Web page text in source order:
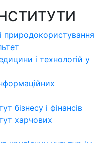
природокористування
і технологій у
бізнесу і фінансів
харчових